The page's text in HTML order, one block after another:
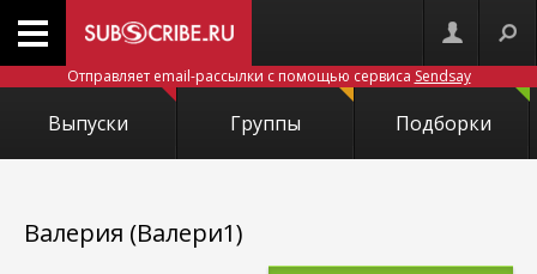
Отправляет email-рассылки с помощью сервиса Sendsay
Выпуски Группы Подборки
Валерия (Валери1)